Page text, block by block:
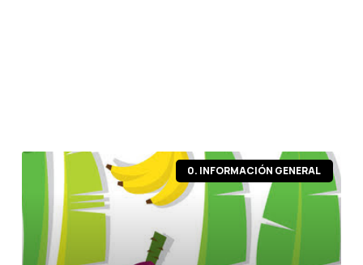
0. INFORMACIÓN GENERAL
Página
PáginaPáginaPáginaPágina